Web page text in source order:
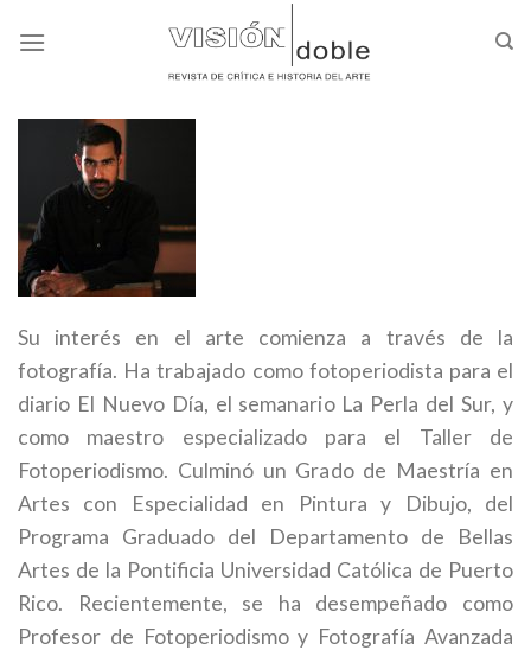
Su interés en el arte comienza a través de la
fotografía. Ha trabajado como fotoperiodista para el
diario El Nuevo Día, el semanario La Perla del Sur, y
como maestro especializado para el Taller de
Fotoperiodismo. Culminó un Grado de Maestría en
Artes con Especialidad en Pintura y Dibujo, del
Programa Graduado del Departamento de Bellas
Artes de la Pontificia Universidad Católica de Puerto
Rico. Recientemente, se ha desempeñado como
Profesor de Fotoperiodismo y Fotografía Avanzada